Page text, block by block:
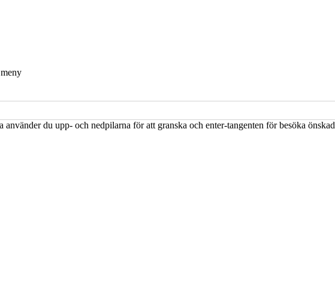
du upp- och nedpilarna för att granska och enter-tangenten för besöka